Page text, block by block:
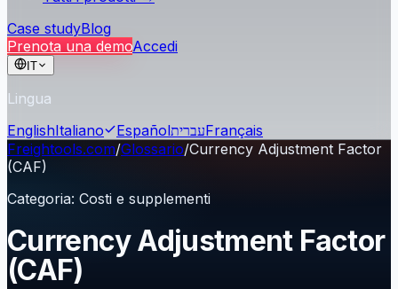
Case studyBlog
Prenota una demoAccedi
IT
Lingua
EnglishItaliano EspañolעבריתFrançais
Freightools.com/Glossario/Currency Adjustment Factor
(CAF)
Categoria: Costi e supplementi
Currency Adjustment Factor
(CAF)